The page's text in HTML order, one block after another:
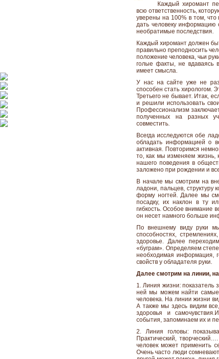
Каждый хиромант
всю ответственность,
уверены на 100% в том, что
дать человеку информацию
необратимые последствия.
Каждый хиромант должен
правильно преподносить
положение человека, чьи
голые факты, не вдаваясь
имеет смысла.
У нас на сайте уже не
способен стать хирологом.
Третьего не бывает. Итак,
и решили использовать
Профессионализм
полученных на разных
совместить.
Всегда исследуются обе
обладать информацией о
активная. Повторимся
то, как мы изменяем жизнь,
нашего поведения в
заложено при рождении и
В начале мы смотрим на
ладони, пальцев, структуру
форму ногтей. Далее мы
посадку, их наклон в ту
гибкость. Особое внимание
он несет намного больше
По внешнему виду руки
способностях,
здоровье. Далее
«буграм». Определяем
необходимая информация,
свойств у обладателя руки.
Далее смотрим на линии,
1. Линия жизни: показатель
ней мы можем найти самые
человека. На линии жизни
А также мы здесь видим
здоровья и
события, запоминаем их и
2. Линия головы:
Практический,
человек может применить
Очень часто люди